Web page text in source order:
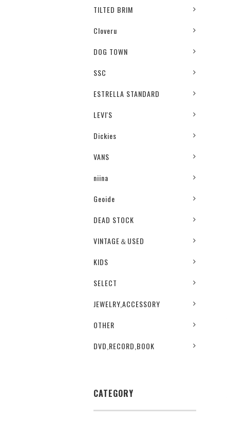
TILTED BRIM
Cloveru
DOG TOWN
SSC
ESTRELLA STANDARD
LEVI'S
Dickies
VANS
niina
Geoide
DEAD STOCK
VINTAGE＆USED
KIDS
SELECT
JEWELRY,ACCESSORY
OTHER
DVD,RECORD,BOOK
CATEGORY